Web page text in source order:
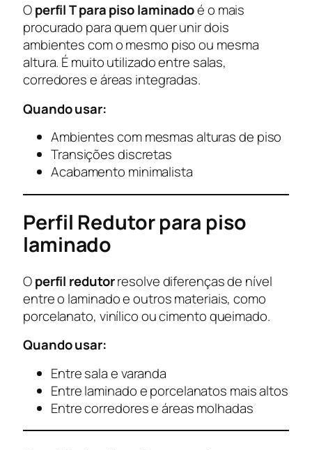
Operfil T para piso laminadoé o mais
procurado para quem quer unir dois
ambientes com o mesmo piso ou mesma
altura. É muito utilizado entre salas,
corredores e áreas integradas.
Quando usar:
Ambientes com mesmas alturas de piso
Transições discretas
Acabamento minimalista
Perfil Redutor para piso
laminado
Operfil redutorresolve diferenças de nível
entre o laminado e outros materiais, como
porcelanato, vinílico ou cimento queimado.
Quando usar:
Entre sala e varanda
Entre laminado e porcelanatos mais altos
Entre corredores e áreas molhadas